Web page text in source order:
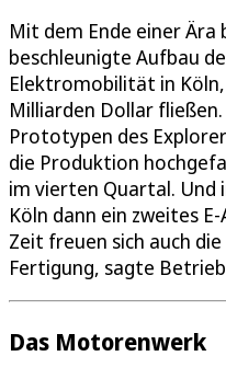
Mit dem Ende einer Ära
beschleunigte Aufbau
Elektromobilität in
Milliarden Dollar
Prototypen des
die Produktion
im vierten Quartal. Und
Köln dann ein zweites
Zeit freuen sich auch
Fertigung, sagte
Das Motorenwerk